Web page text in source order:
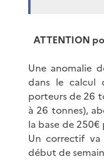
ATTENTION
Une anomalie
dans le calcul
porteurs de 26
à 26 tonnes),
la base de
Un correctif
début de